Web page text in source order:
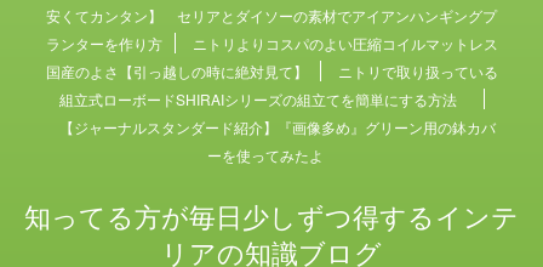
安くてカンタン】 セリアとダイソーの素材でアイアンハンギングプ
ランターを作り方
ニトリよりコスパのよい圧縮コイルマットレス
国産のよさ【引っ越しの時に絶対見て】
ニトリで取り扱っている
組立式ローボードSHIRAIシリーズの組立てを簡単にする方法
【ジャーナルスタンダード紹介】『画像多め』グリーン用の鉢カバ
ーを使ってみたよ
知ってる方が毎日少しずつ得するインテ
リアの知識ブログ